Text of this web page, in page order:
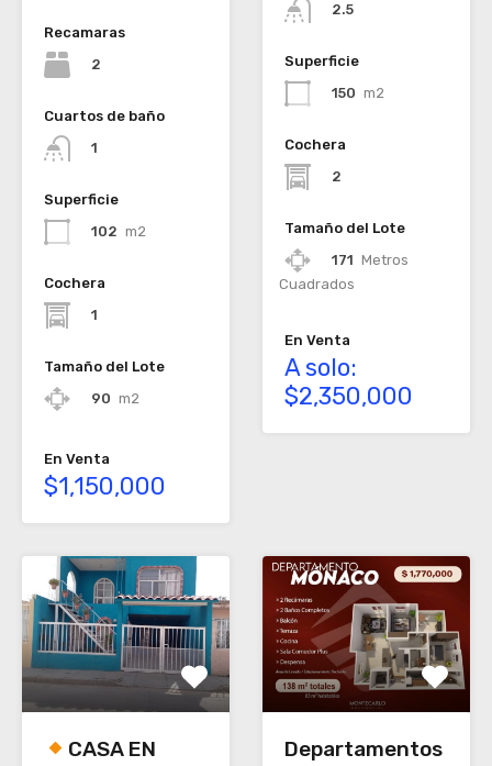
Recamaras
2
Cuartos de baño
1
Superficie
102 m2
Cochera
1
Tamaño del Lote
90 m2
En Venta
$1,150,000
2.5
Superficie
150 m2
Cochera
2
Tamaño del Lote
171 Metros
Cuadrados
En Venta
A solo:
$2,350,000
CASA EN
Departamentos